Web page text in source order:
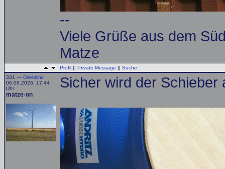
--
Viele Grüße aus dem
Matze
Profil || Private Message || Suche
331 — Direktlink
06.06.2026, 17:44
Uhr
matze-on
Sicher wird der Schieber